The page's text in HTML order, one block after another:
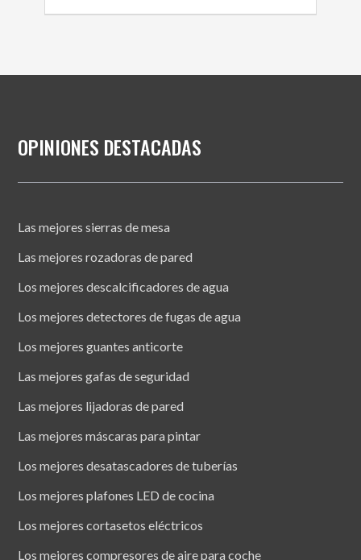
OPINIONES DESTACADAS
Las mejores sierras de mesa
Las mejores rozadoras de pared
Los mejores descalcificadores de agua
Los mejores detectores de fugas de agua
Los mejores guantes anticorte
Las mejores gafas de seguridad
Las mejores lijadoras de pared
Las mejores máscaras para pintar
Los mejores desatascadores de tuberías
Los mejores plafones LED de cocina
Los mejores cortasetos eléctricos
Los mejores compresores de aire para coche